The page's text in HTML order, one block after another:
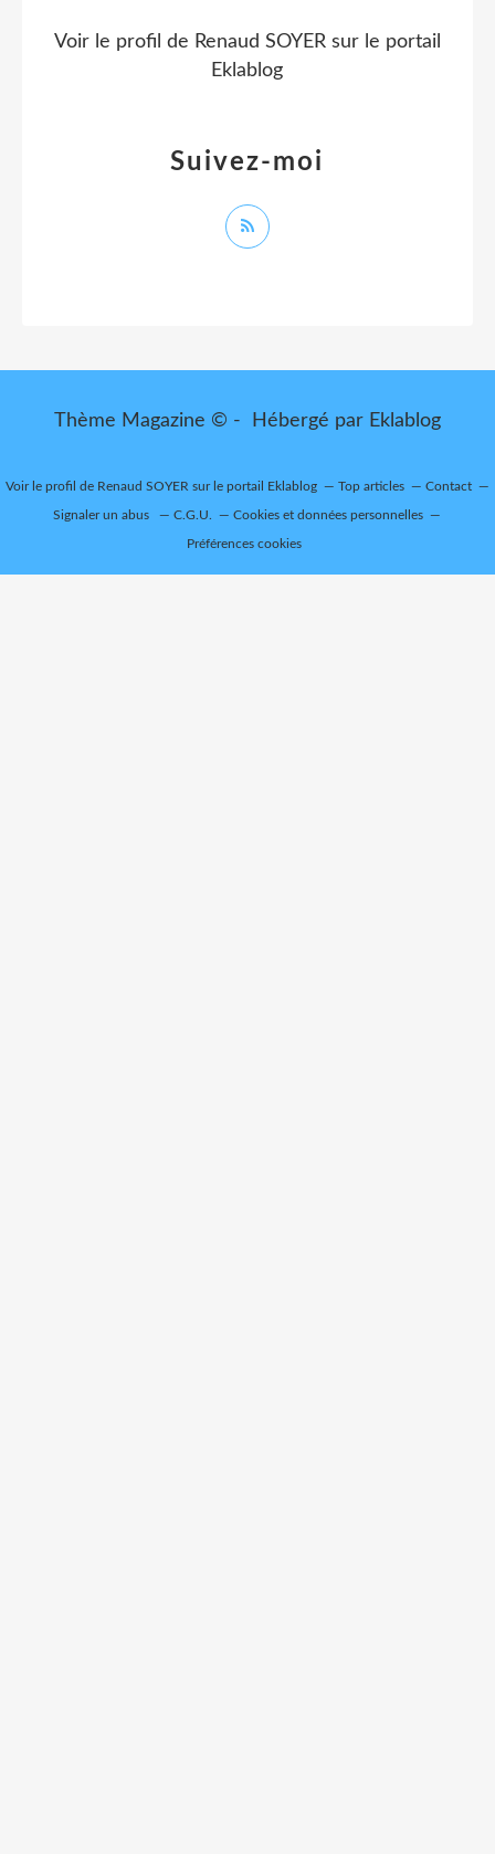
Suivez-moi
Voir le profil de Renaud SOYER sur le portail
Eklablog
Thème Magazine © - Hébergé par Eklablog
Voir le profil de Renaud SOYER sur le portail Eklablog Top articles Contact
Signaler un abus C.G.U. Cookies et données personnelles
Préférences cookies